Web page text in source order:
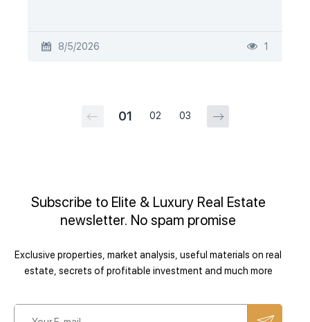
8/5/2026 1
01 02 03
Subscribe to Elite & Luxury Real Estate
newsletter. No spam promise
Exclusive properties, market analysis, useful materials on real
estate, secrets of profitable investment and much more